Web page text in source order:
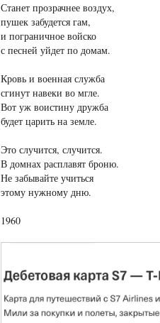
Станет прозрачнее воздух,
пушек забудется гам,
и пограничное войско
с песней уйдет по домам.
Кровь и военная служба
сгинут навеки во мгле.
Вот уж воистину дружба
будет царить на земле.
Это случится, случится.
В домнах расплавят броню.
Не забывайте учиться
этому нужному дню.
1960